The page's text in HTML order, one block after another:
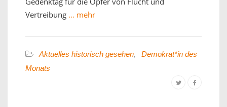
Vertreibung … mehr
Aktuelles historisch gesehen,
Demokrat*in des
Monats